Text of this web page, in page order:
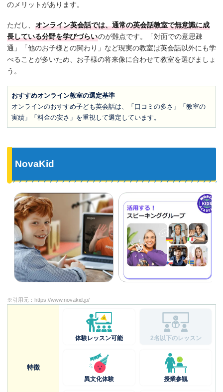
のメリットがあります。
ただし、 オンライン英会話では、通常の英会話教室で無意識に成
長している分野を学びづらいのが難点です。「対面での意思疎
通」「他のお子様との関わり」など現実の教室は英会話以外にも学
べることが多いため、お子様の将来像に合わせて教室を選びましょ
う。
おすすめオンライン教室の選定基準
オンラインのおすすめ子ども英会話は、「口コミの多さ」「教室の
実績」「料金の安さ」を重視して選定しています。
NovaKid
※引用元： https://www.novakid.jp/
特徴
体験レッスン可能 2名以下のレッスン
異文化体験 授業参観